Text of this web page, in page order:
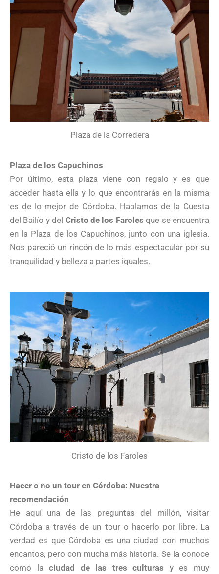
Plaza de la Corredera
Plaza de los Capuchinos
Por último, esta plaza viene con regalo y es que
acceder hasta ella y lo que encontrarás en la misma
es de lo mejor de Córdoba. Hablamos de la Cuesta
del Bailío y del Cristo de los Faroles que se encuentra
en la Plaza de los Capuchinos, junto con una iglesia.
Nos pareció un rincón de lo más espectacular por su
tranquilidad y belleza a partes iguales.
Cristo de los Faroles
Hacer o no un tour en Córdoba: Nuestra
recomendación
He aquí una de las preguntas del millón, visitar
Córdoba a través de un tour o hacerlo por libre. La
verdad es que Córdoba es una ciudad con muchos
encantos, pero con mucha más historia. Se la conoce
como laciudad de las tres culturas y es muy